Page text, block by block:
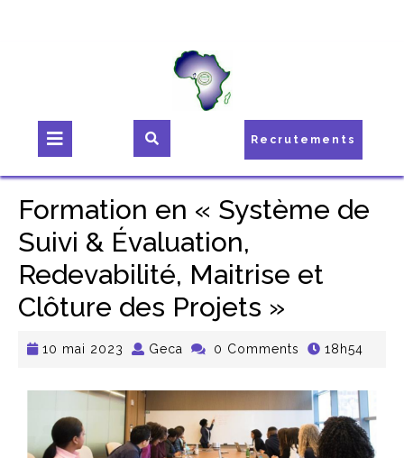
Recrutements
Formation en « Système de
Suivi & Évaluation,
Redevabilité, Maitrise et
Clôture des Projets »
10 mai 2023 Geca 0 Comments 18h54